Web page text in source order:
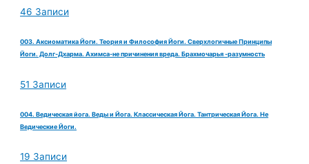
46 Записи
003. Аксиоматика Йоги. Теория и Философия Йоги. Сверхлогичные Принципы
Йоги. Долг-Дхарма. Ахимса-не причинения вреда. Брахмочарья -разумность
51 Записи
004. Ведическая йога. Веды и Йога. Классическая Йога. Тантрическая Йога. Не
Ведические Йоги.
19 Записи